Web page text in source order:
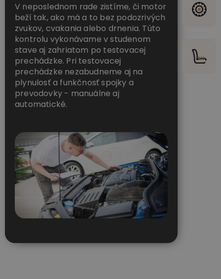
V neposlednom rade zistíme, či motor
beží tak, ako má a to bez podozrivých
zvukov, cvakania alebo drnenia. Túto
kontrolu vykonávame v studenom
stave aj zahriatom po testovacej
prechádzke. Pri testovacej
prechádzke nezabudneme aj na
plynulosť a funkčnosť spojky a
prevodovky - manuálne aj
automatické.